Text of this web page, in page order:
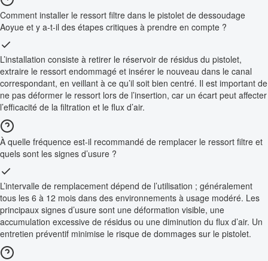
Comment installer le ressort filtre dans le pistolet de dessoudage
Aoyue et y a-t-il des étapes critiques à prendre en compte ?
L’installation consiste à retirer le réservoir de résidus du pistolet,
extraire le ressort endommagé et insérer le nouveau dans le canal
correspondant, en veillant à ce qu’il soit bien centré. Il est important de
ne pas déformer le ressort lors de l’insertion, car un écart peut affecter
l’efficacité de la filtration et le flux d’air.
À quelle fréquence est-il recommandé de remplacer le ressort filtre et
quels sont les signes d’usure ?
L’intervalle de remplacement dépend de l’utilisation ; généralement
tous les 6 à 12 mois dans des environnements à usage modéré. Les
principaux signes d’usure sont une déformation visible, une
accumulation excessive de résidus ou une diminution du flux d’air. Un
entretien préventif minimise le risque de dommages sur le pistolet.